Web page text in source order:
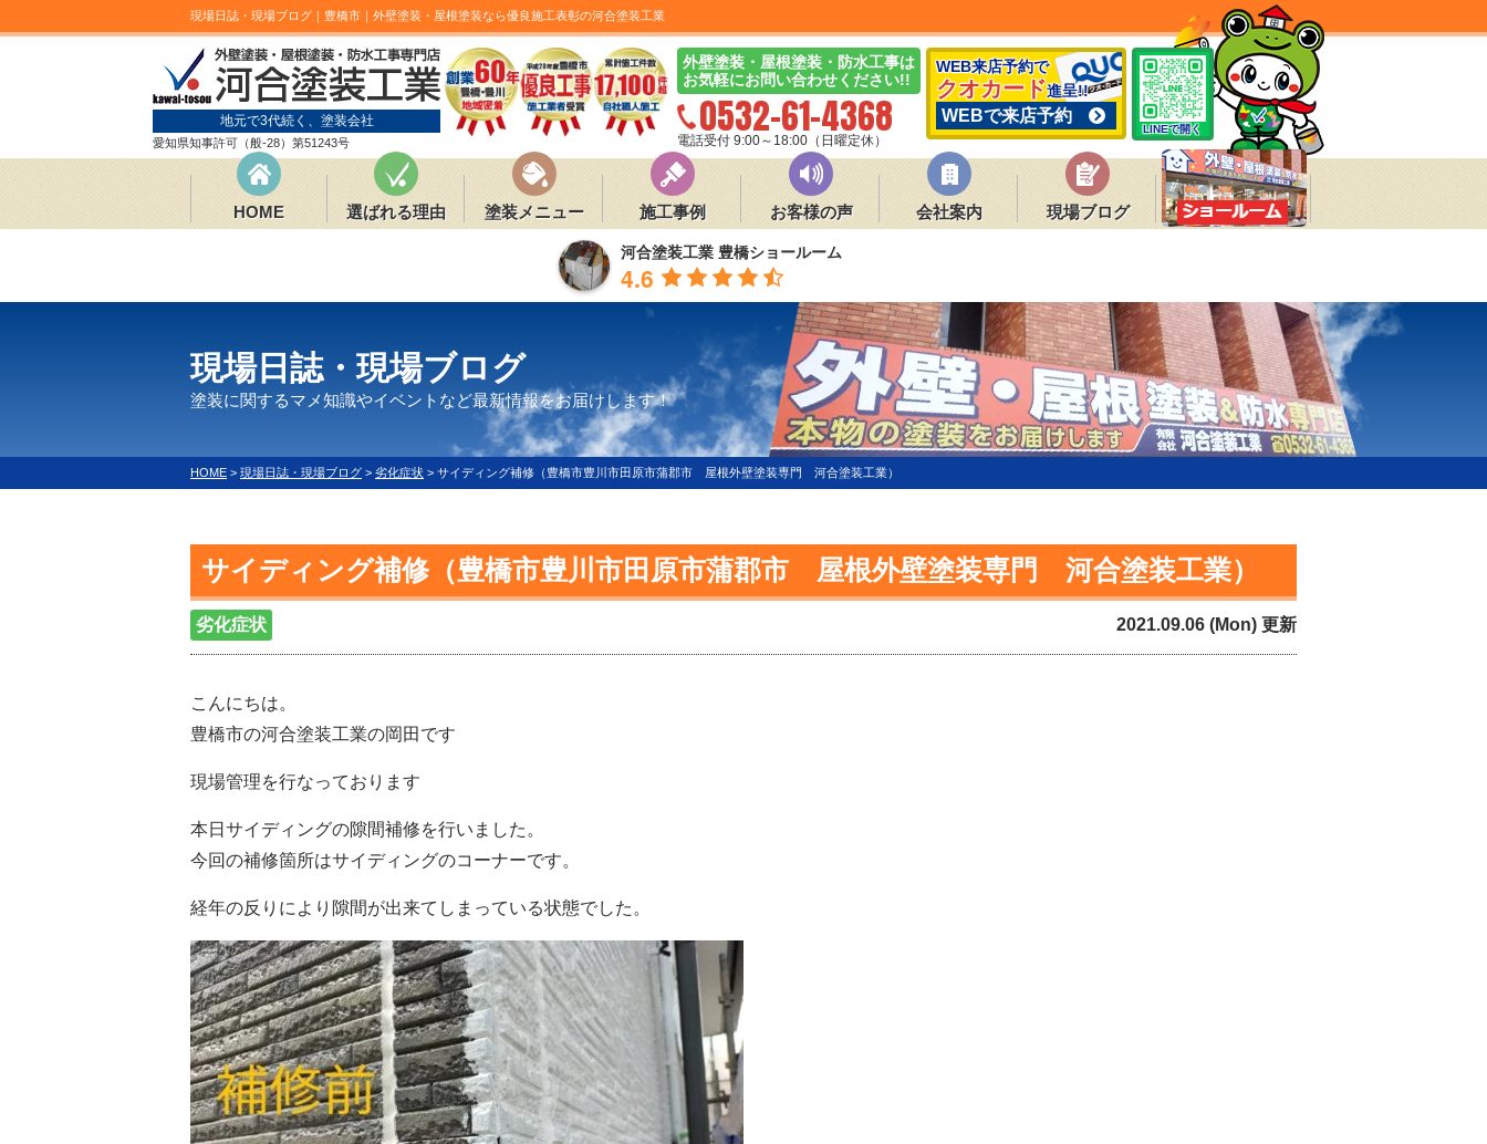
現場日誌・現場ブログ｜豊橋市｜外壁塗装・屋根塗装なら優良施工表彰の河合塗装工業
地元で3代続く、塗装会社
愛知県知事許可（般-28）第51243号
外壁塗装・屋根塗装・防水工事は
お気軽にお問い合わせください!!
0532-61-4368
電話受付 9:00～18:00（日曜定休）
WEB来店予約で
クオカード進呈!!
WEBで来店予約
LINEで開く
HOME 選ばれる理由 塗装メニュー 施工事例 お客様の声 会社案内 現場ブログ
河合塗装工業 豊橋ショールーム
4.6
現場日誌・現場ブログ
塗装に関するマメ知識やイベントなど最新情報をお届けします！
HOME > 現場日誌・現場ブログ > 劣化症状 > サイディング補修（豊橋市豊川市田原市蒲郡市 屋根外壁塗装専門 河合塗装工業）
サイディング補修（豊橋市豊川市田原市蒲郡市 屋根外壁塗装専門 河合塗装工業）
劣化症状 2021.09.06 (Mon) 更新
こんにちは。
豊橋市の河合塗装工業の岡田です
現場管理を行なっております
本日サイディングの隙間補修を行いました。
今回の補修箇所はサイディングのコーナーです。
経年の反りにより隙間が出来てしまっている状態でした。